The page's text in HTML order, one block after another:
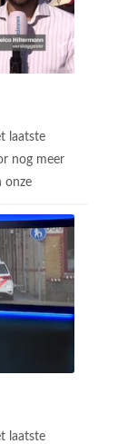
laatste
nog meer
onze
laatste